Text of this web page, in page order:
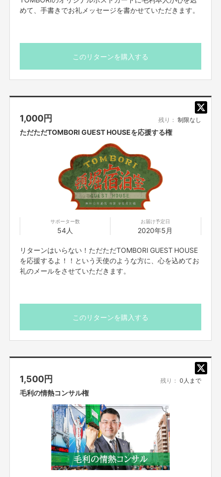
その西野さんの絵本「えんとつ町のプペル」が42万部を超え、
舞台「えんとつ町のプペル」も大ヒットし、さらに今年の年末には映画「えん
とつ町のプペル」が公開されるということで、いよいよ「ディズニーを超え
る」という挑戦に、微力ながらもみんなで一緒に応援できたらと思っており
ます。
中の人達をひとりでも多く笑顔にしたい。
大人も子供も家族や大切な人との思い出となる「奇跡の一夜」を過ごしても
らえたら幸いです。
めて、手書きでお礼メッセージを書かせていただきます。
このリターンを購入する
1,000円 残り： 制限なし
ただただTOMBORI GUEST HOUSEを応援する権
サポーター数
54人
お届け予定日
2020年5月
リターンはいらない！ただただTOMBORI GUEST HOUSE
を応援するよ！！という天使のような方に、心を込めてお
礼のメールをさせていただきます。
このリターンを購入する
1,500円 残り： 0人まで
毛利の情熱コンサル権